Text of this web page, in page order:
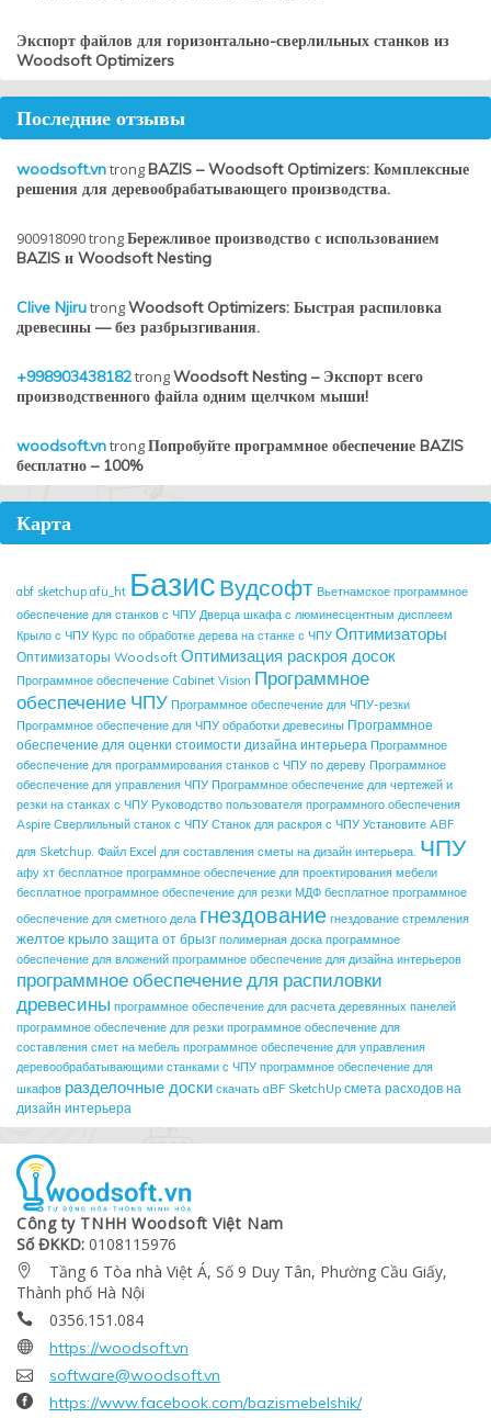
Экспорт файлов для горизонтально-сверлильных станков из
Woodsoft Optimizers
Последние отзывы
woodsoft.vntrongBAZIS – Woodsoft Optimizers: Комплексные
решения для деревообрабатывающего производства.
900918090trongБережливое производство с использованием
BAZIS и Woodsoft Nesting
Clive NjirutrongWoodsoft Optimizers: Быстрая распиловка
древесины — без разбрызгивания.
+998903438182trongWoodsoft Nesting – Экспорт всего
производственного файла одним щелчком мыши!
woodsoft.vntrongПопробуйте программное обеспечение BAZIS
бесплатно – 100%
Карта
abf sketchup afu_ht БазисВудсофт Вьетнамское программное
обеспечение для станков с ЧПУ Дверца шкафа с люминесцентным дисплеем
Крыло с ЧПУ Курс по обработке дерева на станке с ЧПУ Оптимизаторы
Оптимизаторы Woodsoft Оптимизация раскроя досок
Программное обеспечение Cabinet Vision Программное
обеспечение ЧПУ Программное обеспечение для ЧПУ-резки
Программное обеспечение для ЧПУ обработки древесины Программное
обеспечение для оценки стоимости дизайна интерьера Программное
обеспечение для программирования станков с ЧПУ по дереву Программное
обеспечение для управления ЧПУ Программное обеспечение для чертежей и
резки на станках с ЧПУ Руководство пользователя программного обеспечения
Aspire Сверлильный станок с ЧПУ Станок для раскроя с ЧПУ Установите ABF
для Sketchup. Файл Excel для составления сметы на дизайн интерьера. ЧПУ
афу хт бесплатное программное обеспечение для проектирования мебели
бесплатное программное обеспечение для резки МДФ бесплатное программное
обеспечение для сметного дела гнездование гнездование стремления
желтое крыло защита от брызг полимерная доска программное
обеспечение для вложений программное обеспечение для дизайна интерьеров
программное обеспечение для распиловки
древесины программное обеспечение для расчета деревянных панелей
программное обеспечение для резки программное обеспечение для
составления смет на мебель программное обеспечение для управления
деревообрабатывающими станками с ЧПУ программное обеспечение для
шкафов разделочные доски скачать aBF SketchUp смета расходов на
дизайн интерьера
Công ty TNHH Woodsoft Việt Nam
Số ĐKKD: 0108115976

Tầng 6 Tòa nhà Việt Á, Số 9 Duy Tân, Phường Cầu Giấy,
Thành phố Hà Nội
 0356.151.084
 https://woodsoft.vn
 software@woodsoft.vn
 https://www.facebook.com/bazismebelshik/